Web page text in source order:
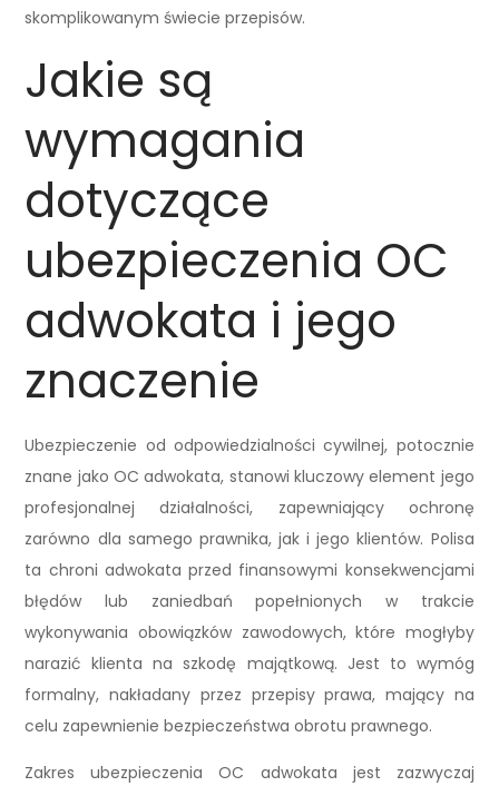
skomplikowanym świecie przepisów.
Jakie są
wymagania
dotyczące
ubezpieczenia OC
adwokata i jego
znaczenie
Ubezpieczenie od odpowiedzialności cywilnej, potocznie
znane jako OC adwokata, stanowi kluczowy element jego
profesjonalnej działalności, zapewniający ochronę
zarówno dla samego prawnika, jak i jego klientów. Polisa
ta chroni adwokata przed finansowymi konsekwencjami
błędów lub zaniedbań popełnionych w trakcie
wykonywania obowiązków zawodowych, które mogłyby
narazić klienta na szkodę majątkową. Jest to wymóg
formalny, nakładany przez przepisy prawa, mający na
celu zapewnienie bezpieczeństwa obrotu prawnego.
Zakres ubezpieczenia OC adwokata jest zazwyczaj